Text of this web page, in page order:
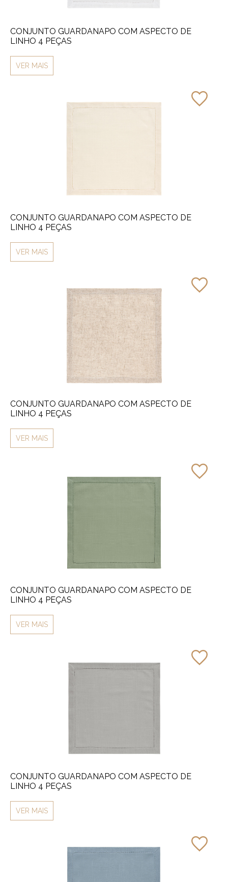
CONJUNTO GUARDANAPO COM ASPECTO DE
LINHO 4 PEÇAS
VER MAIS
CONJUNTO GUARDANAPO COM ASPECTO DE
LINHO 4 PEÇAS
VER MAIS
CONJUNTO GUARDANAPO COM ASPECTO DE
LINHO 4 PEÇAS
VER MAIS
CONJUNTO GUARDANAPO COM ASPECTO DE
LINHO 4 PEÇAS
VER MAIS
CONJUNTO GUARDANAPO COM ASPECTO DE
LINHO 4 PEÇAS
VER MAIS